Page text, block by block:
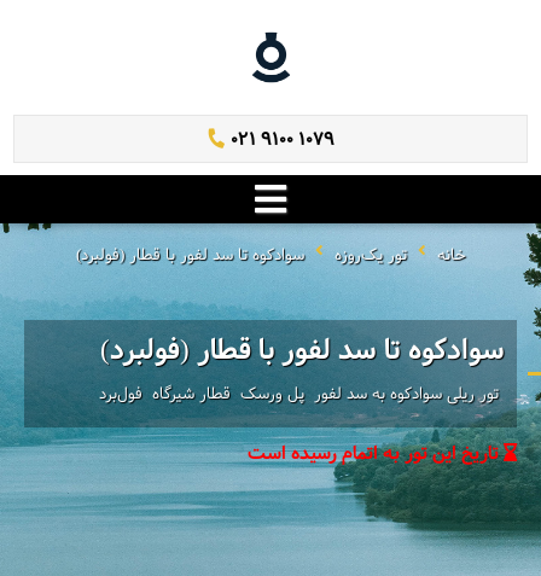
021 9100 1079
خانه تور یک‌روزه سوادکوه تا سد لفور با قطار (فولبرد)
سوادکوه تا سد لفور با قطار (فولبرد)
تور ریلی سوادکوه به سد لفور ‌ پل ورسک ‌ قطار شیرگاه ‌ فول‌برد
تاریخ این تور به اتمام رسیده است